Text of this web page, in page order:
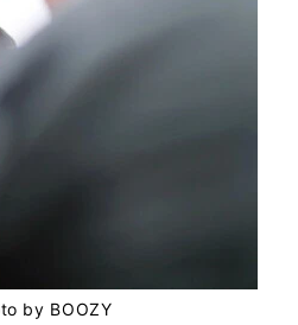
by BOOZY